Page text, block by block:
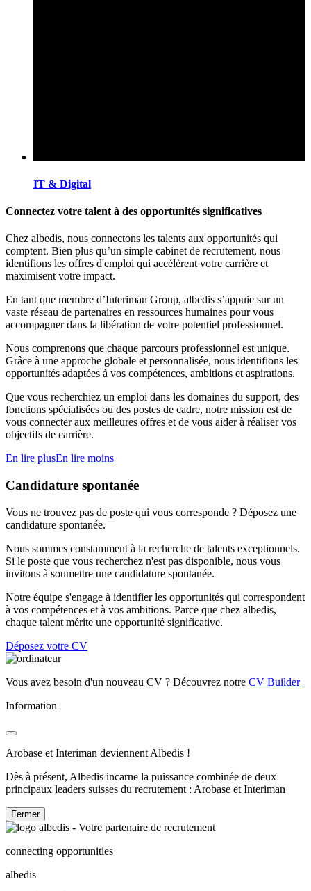
IT & Digital
Connectez votre talent à des opportunités significatives
Chez albedis, nous connectons les talents aux opportunités qui
comptent. Bien plus qu’un simple cabinet de recrutement, nous
identifions les offres d'emploi qui accélèrent votre carrière et
maximisent votre impact.
En tant que membre d’Interiman Group, albedis s’appuie sur un
vaste réseau de partenaires en ressources humaines pour vous
accompagner dans la libération de votre potentiel professionnel.
Nous comprenons que chaque parcours professionnel est unique.
Grâce à une approche globale et personnalisée, nous identifions les
opportunités adaptées à vos compétences, ambitions et aspirations.
Que vous recherchiez un emploi dans les domaines du support, des
fonctions spécialisées ou des postes de cadre, notre mission est de
vous connecter aux meilleures offres et de vous aider à réaliser vos
objectifs de carrière.
En lire plusEn lire moins
Candidature spontanée
Vous ne trouvez pas de poste qui vous corresponde ? Déposez une
candidature spontanée.
Nous sommes constamment à la recherche de talents exceptionnels.
Si le poste que vous recherchez n'est pas disponible, nous vous
invitons à soumettre une candidature spontanée.
Notre équipe s'engage à identifier les opportunités qui correspondent
à vos compétences et à vos ambitions. Parce que chez albedis,
chaque talent mérite une opportunité significative.
Déposez votre CV
Vous avez besoin d'un nouveau CV ? Découvrez notre CV Builder
Information
Arobase et Interiman deviennent Albedis !
Dès à présent, Albedis incarne la puissance combinée de deux
principaux leaders suisses du recrutement : Arobase et Interiman
Fermer
connecting opportunities
albedis